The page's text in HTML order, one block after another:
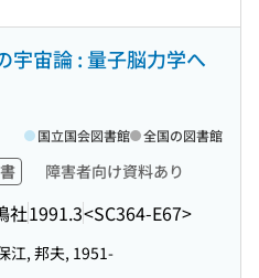
宇宙論 : 量子脳力学へ
障害者向け資料あり
社1991.3<SC364-E67>
国立国会図書館 全国の図書館
江, 邦夫, 1951-